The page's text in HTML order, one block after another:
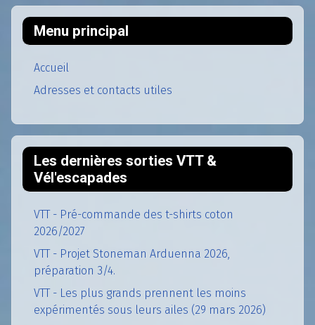
Menu principal
Accueil
Adresses et contacts utiles
Les dernières sorties VTT &
Vél'escapades
VTT - Pré-commande des t-shirts coton
2026/2027
VTT - Projet Stoneman Arduenna 2026,
préparation 3/4.
VTT - Les plus grands prennent les moins
expérimentés sous leurs ailes (29 mars 2026)